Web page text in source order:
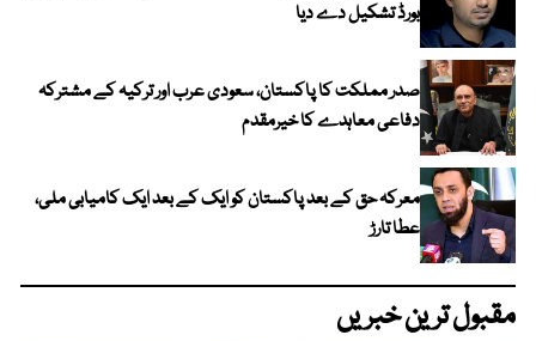
بورڈ تشکیل دے دیا
صدر مملکت کا پاکستان، سعودی عرب اور ترکیہ کے مشترکہ
دفاعی معاہدے کا خیرمقدم
معرکہ حق کے بعد پاکستان کو ایک کے بعد ایک کامیابی ملی،
عطا تارڑ
مقبول ترین خبریں